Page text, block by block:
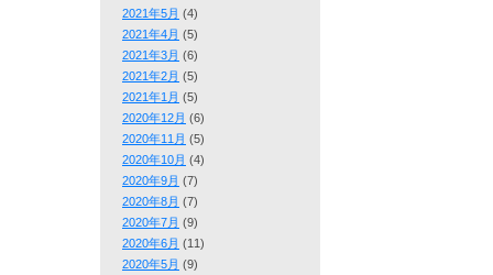
2021年5月 (4)
2021年4月 (5)
2021年3月 (6)
2021年2月 (5)
2021年1月 (5)
2020年12月 (6)
2020年11月 (5)
2020年10月 (4)
2020年9月 (7)
2020年8月 (7)
2020年7月 (9)
2020年6月 (11)
2020年5月 (9)